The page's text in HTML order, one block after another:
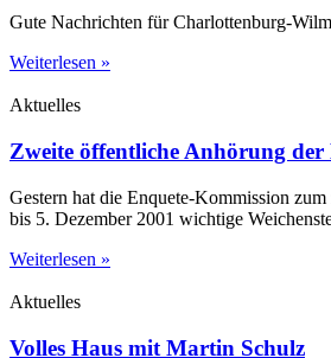
Gute Nachrichten für Charlottenburg-
Weiterlesen »
Aktuelles
Zweite öffentliche Anhörung
Gestern hat die Enquete-Kommission
bis 5. Dezember 2001 wichtige
Weiterlesen »
Aktuelles
Volles Haus mit Martin Schulz